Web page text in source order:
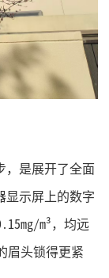
，是展开了全面
显示屏上的数字
m³，均远
眉头锁得更紧